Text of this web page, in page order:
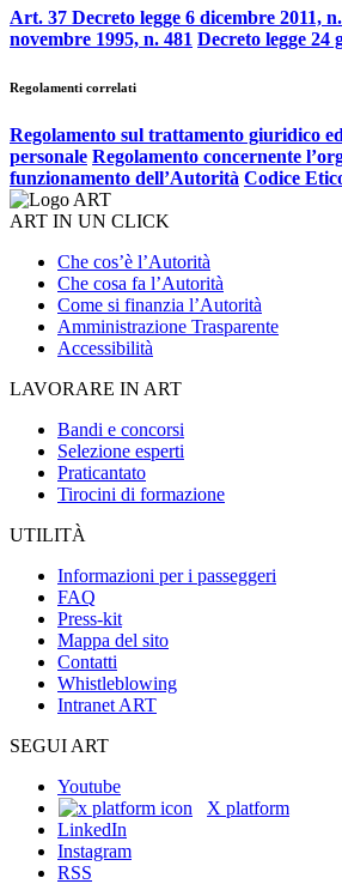
Art. 37 Decreto legge 6 dicembre 2011,
novembre 1995, n. 481 Decreto legge 24
Regolamenti correlati
Regolamento sul trattamento giuridico
personale Regolamento concernente
funzionamento dell’Autorità Codice
ART IN UN CLICK
Che cos’è l’Autorità
Che cosa fa l’Autorità
Come si finanzia l’Autorità
Amministrazione Trasparente
Accessibilità
LAVORARE IN ART
Bandi e concorsi
Selezione esperti
Praticantato
Tirocini di formazione
UTILITÀ
Informazioni per i passeggeri
FAQ
Press-kit
Mappa del sito
Contatti
Whistleblowing
Intranet ART
SEGUI ART
Youtube
X platform
LinkedIn
Instagram
RSS